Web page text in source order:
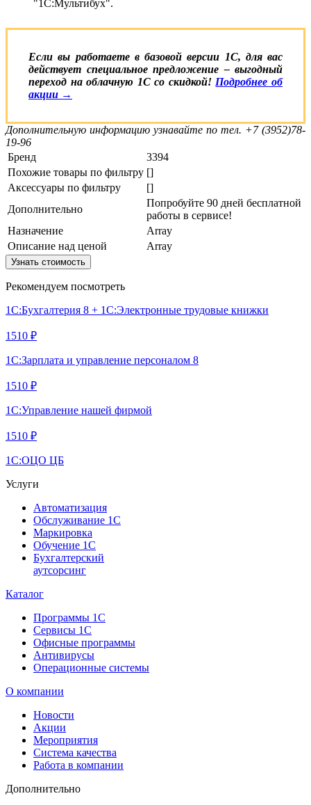
"1С:Мультибух".
Если вы работаете в базовой версии 1С, для вас
действует специальное предложение – выгодный
переход на облачную 1С со скидкой! Подробнее об
акции →
Дополнительную информацию узнавайте по тел. +7 (3952)78-
19-96
Бренд
3394
Похожие товары по фильтру []
Аксессуары по фильтру
[]
Дополнительно
Попробуйте 90 дней бесплатной
работы в сервисе!
Назначение
Array
Описание над ценой
Array
Узнать стоимость
Рекомендуем посмотреть
1С:Бухгалтерия 8 + 1С:Электронные трудовые книжки
1510 ₽
1С:Зарплата и управление персоналом 8
1510 ₽
1С:Управление нашей фирмой
1510 ₽
1С:ОЦО ЦБ
Услуги
Автоматизация
Обслуживание 1С
Маркировка
Обучение 1С
Бухгалтерский
аутсорсинг
Каталог
Программы 1С
Сервисы 1С
Офисные программы
Антивирусы
Операционные системы
О компании
Новости
Акции
Мероприятия
Система качества
Работа в компании
Дополнительно